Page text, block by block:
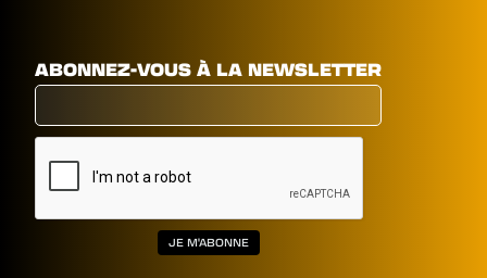
ABONNEZ-VOUS À LA NEWSLETTER